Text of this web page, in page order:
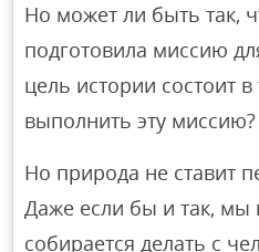
Но может ли быть так,
подготовила миссию
цель истории состоит
выполнить эту миссию?
Но природа не ставит
Даже если бы и так, мы
собирается делать с